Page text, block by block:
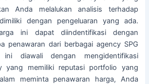
Anda melalukan analisis terhadap
dengan pengeluaran yang ada.
ini dapat diindentifikasi dengan
penawaran dari berbagai agency SPG
ini diawali dengan mengidentifikasi
yang memiliki reputasi portfolio yang
meminta penawaran harga, Anda